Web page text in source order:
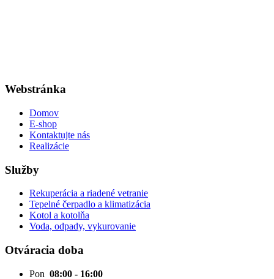
Webstránka
Domov
E-shop
Kontaktujte nás
Realizácie
Služby
Rekuperácia a riadené vetranie
Tepelné čerpadlo a klimatizácia
Kotol a kotolňa
Voda, odpady, vykurovanie
Otváracia doba
Pon 08:00 - 16:00